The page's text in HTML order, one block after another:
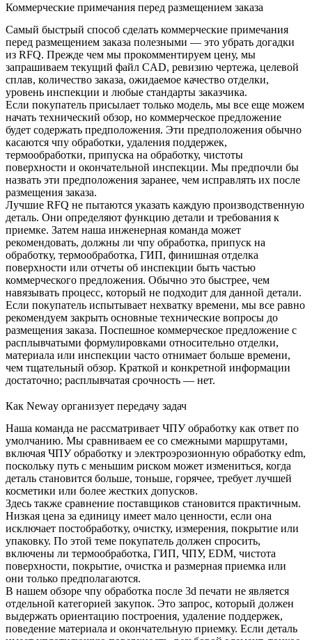
Коммерческие примечания перед размещением заказа
Самый быстрый способ сделать коммерческие примечания
перед размещением заказа полезными — это убрать догадки
из RFQ. Прежде чем мы прокомментируем цену, мы
запрашиваем текущий файл CAD, ревизию чертежа, целевой
сплав, количество заказа, ожидаемое качество отделки,
уровень инспекции и любые стандарты заказчика.
Если покупатель присылает только модель, мы все еще можем
начать технический обзор, но коммерческое предложение
будет содержать предположения. Эти предположения обычно
касаются чпу обработки, удаления поддержек,
термообработки, припуска на обработку, чистоты
поверхности и окончательной инспекции. Мы предпочли бы
назвать эти предположения заранее, чем исправлять их после
размещения заказа.
Лучшие RFQ не пытаются указать каждую производственную
деталь. Они определяют функцию детали и требования к
приемке. Затем наша инженерная команда может
рекомендовать, должны ли чпу обработка, припуск на
обработку, термообработка, ГИП, финишная отделка
поверхности или отчеты об инспекции быть частью
коммерческого предложения. Обычно это быстрее, чем
навязывать процесс, который не подходит для данной детали.
Если покупатель испытывает нехватку времени, мы все равно
рекомендуем закрыть основные технические вопросы до
размещения заказа. Поспешное коммерческое предложение с
расплывчатыми формулировками относительно отделки,
материала или инспекции часто отнимает больше времени,
чем тщательный обзор. Краткой и конкретной информации
достаточно; расплывчатая срочность — нет.
Как Neway организует передачу задач
Наша команда не рассматривает ЧПУ обработку как ответ по
умолчанию. Мы сравниваем ее со смежными маршрутами,
включая ЧПУ обработку и электроэрозионную обработку edm,
поскольку путь с меньшим риском может измениться, когда
деталь становится больше, тоньше, горячее, требует лучшей
косметики или более жестких допусков.
Здесь также сравнение поставщиков становится практичным.
Низкая цена за единицу имеет мало ценности, если она
исключает постобработку, очистку, измерения, покрытие или
упаковку. По этой теме покупатель должен спросить,
включены ли термообработка, ГИП, ЧПУ, EDM, чистота
поверхности, покрытие, очистка и размерная приемка или
они только предполагаются.
В нашем обзоре чпу обработка после 3d печати не является
отдельной категорией закупок. Это запрос, который должен
выдержать ориентацию построения, удаление поддержек,
поведение материала и окончательную приемку. Если деталь